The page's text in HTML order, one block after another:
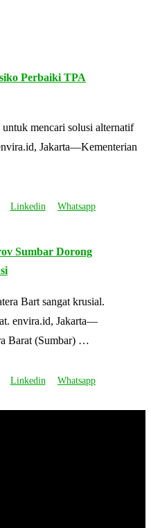
Perbaiki TPA
mencari solusi alternatif
Jakarta—Kementerian
Linkedin
Whatsapp
Sumbar Dorong
Bart sangat krusial.
envira.id, Jakarta—
Barat (Sumbar) …
Linkedin Whatsapp